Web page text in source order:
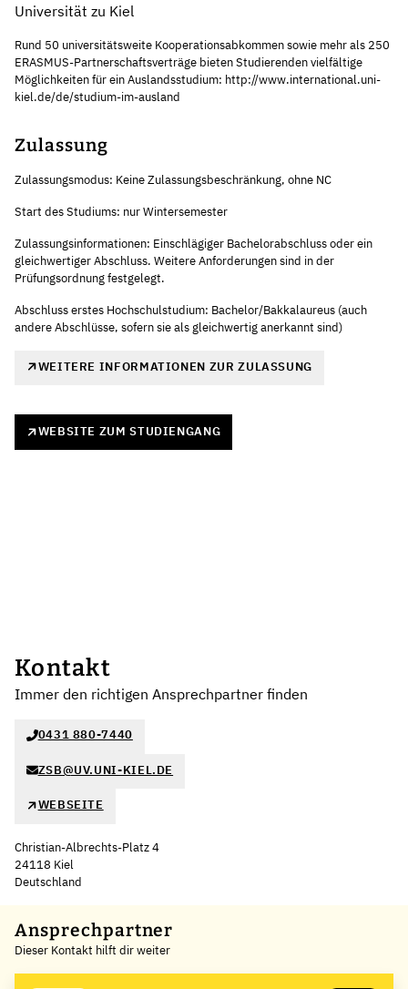
Universität zu Kiel
Rund 50 universitätsweite Kooperationsabkommen sowie mehr als 250
ERASMUS-Partnerschaftsverträge bieten Studierenden vielfältige
Möglichkeiten für ein Auslandsstudium: http://www.international.uni-
kiel.de/de/studium-im-ausland
Zulassung
Zulassungsmodus: Keine Zulassungsbeschränkung, ohne NC
Start des Studiums: nur Wintersemester
Zulassungsinformationen: Einschlägiger Bachelorabschluss oder ein
gleichwertiger Abschluss. Weitere Anforderungen sind in der
Prüfungsordnung festgelegt.
Abschluss erstes Hochschulstudium: Bachelor/Bakkalaureus (auch
andere Abschlüsse, sofern sie als gleichwertig anerkannt sind)
WEITERE INFORMATIONEN ZUR ZULASSUNG
WEBSITE ZUM STUDIENGANG
Kontakt
Immer den richtigen Ansprechpartner finden
0431 880-7440
ZSB@UV.UNI-KIEL.DE
WEBSEITE
Christian-Albrechts-Platz 4
24118 Kiel
Deutschland
+
−
Ansprechpartner
Dieser Kontakt hilft dir weiter